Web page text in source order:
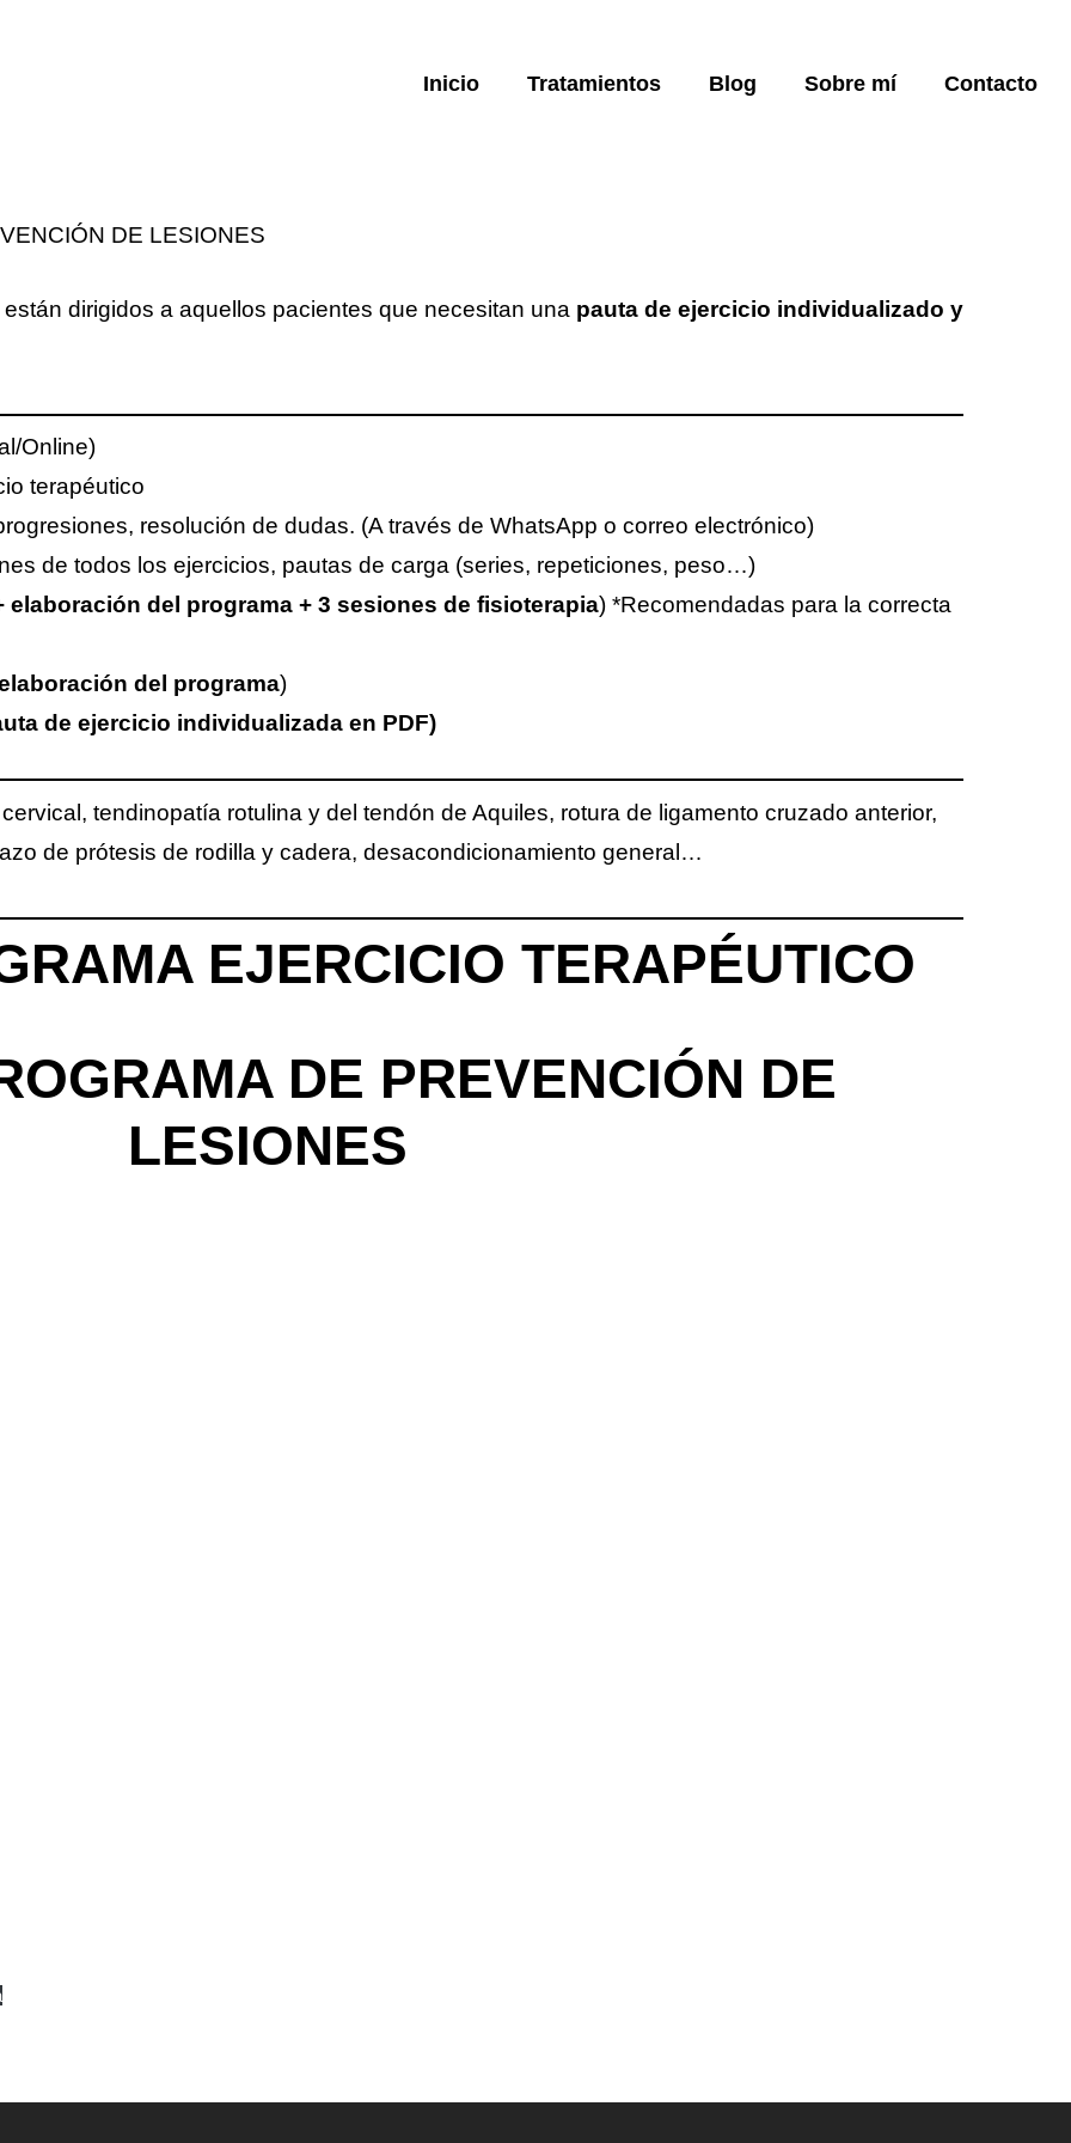
Inicio Tratamientos Blog Sobre mí Contacto
DE LESIONES
están dirigidos a aquellos pacientes que necesitan una pauta de ejercicio individualizado y
Online)
terapéutico
resolución de dudas. (A través de WhatsApp o correo electrónico)
de todos los ejercicios, pautas de carga (series, repeticiones, peso…)
elaboración del programa + 3 sesiones de fisioterapia) *Recomendadas para la correcta
del programa)
de ejercicio individualizada en PDF)
tendinopatía rotulina y del tendón de Aquiles, rotura de ligamento cruzado anterior,
de prótesis de rodilla y cadera, desacondicionamiento general…
EJERCICIO TERAPÉUTICO
DE PREVENCIÓN DE
LESIONES